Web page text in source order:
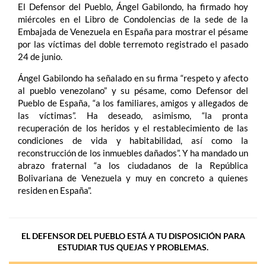
El Defensor del Pueblo, Ángel Gabilondo, ha firmado hoy
miércoles en el Libro de Condolencias de la sede de la
Embajada de Venezuela en España para mostrar el pésame
por las víctimas del doble terremoto registrado el pasado
24 de junio.
Ángel Gabilondo ha señalado en su firma “respeto y afecto
al pueblo venezolano” y su pésame, como Defensor del
Pueblo de España, “a los familiares, amigos y allegados de
las víctimas”. Ha deseado, asimismo, “la pronta
recuperación de los heridos y el restablecimiento de las
condiciones de vida y habitabilidad, así como la
reconstrucción de los inmuebles dañados”. Y ha mandado un
abrazo fraternal “a los ciudadanos de la República
Bolivariana de Venezuela y muy en concreto a quienes
residen en España”.
EL DEFENSOR DEL PUEBLO ESTÁ A TU DISPOSICIÓN PARA
ESTUDIAR TUS QUEJAS Y PROBLEMAS.